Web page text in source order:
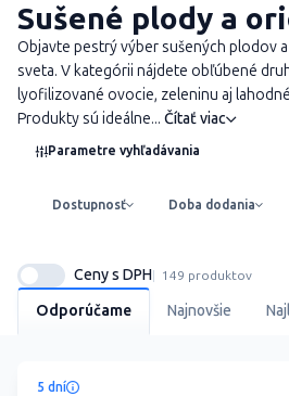
Sušené plody a
Objavte pestrý výber sušených plodov
sveta. V kategórii nájdete obľúbené
lyofilizované ovocie, zeleninu aj
Produkty sú ideálne... Čítať viac
Parametre vyhľadávania
Dostupnosť Doba dodania
Odporúčame Najnovšie
Ceny s DPH 149 produktov
5 dní